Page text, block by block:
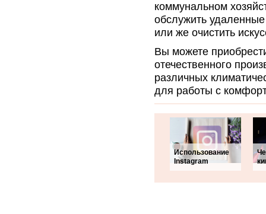
коммунальном
обслужить
или же очистить
Вы можете
отечественного
различных
для работы с
Использование
Instagram